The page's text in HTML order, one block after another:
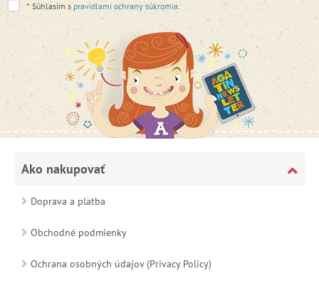
* Súhlasím s pravidlami ochrany súkromia.
Ako nakupovať
Doprava a platba
Obchodné podmienky
Ochrana osobných údajov (Privacy Policy)